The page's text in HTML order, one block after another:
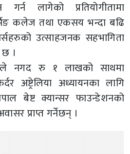
लागेको प्रतियोगीतामा
कलेज तथा एकसय भन्दा बढि
उत्साहजनक सहभागिता
।
नगद रु १ लाखको साथमा
अष्ट्रेलिया अध्यायनका लागि
बेष्ट क्यान्सर फाउन्डेशनको
प्राप्त गर्नेछन् ।